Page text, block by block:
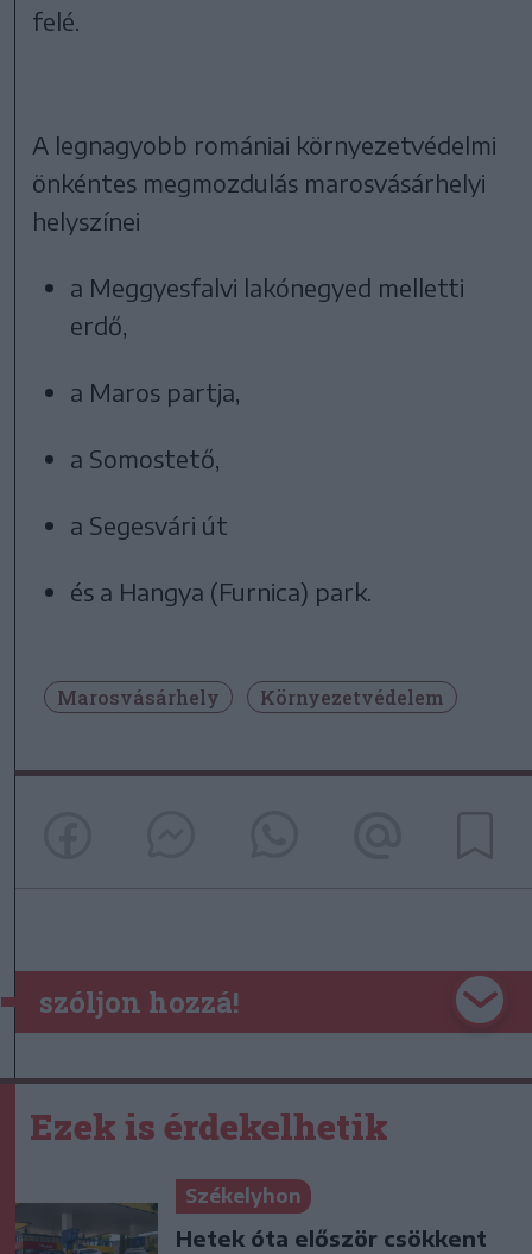
felé.
A legnagyobb romániai környezetvédelmi
önkéntes megmozdulás marosvásárhelyi
helyszínei
a Meggyesfalvi lakónegyed melletti
erdő,
a Maros partja,
a Somostető,
a Segesvári út
és a Hangya (Furnica) park.
Marosvásárhely Környezetvédelem
szóljon hozzá!
Ezek is érdekelhetik
Székelyhon
Hetek óta először csökkent